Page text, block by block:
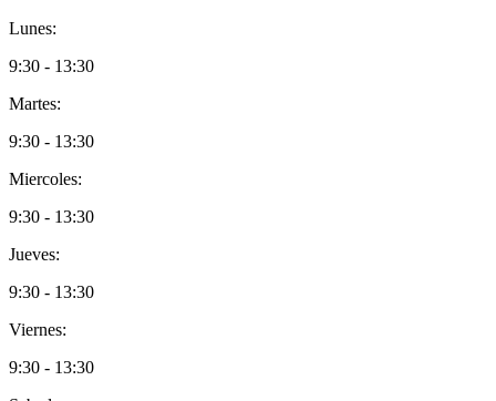
Lunes:
9:30 - 13:30
Martes:
9:30 - 13:30
Miercoles:
9:30 - 13:30
Jueves:
9:30 - 13:30
Viernes:
9:30 - 13:30